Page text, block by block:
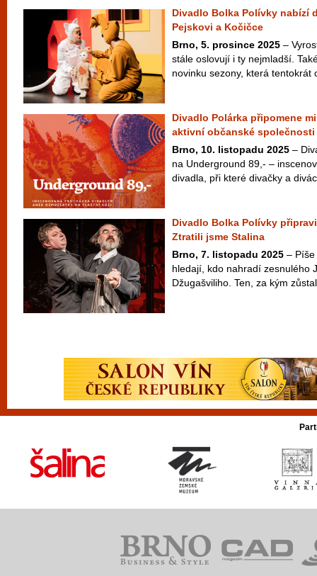
Divadlo Bolka Polívky nabízí
Pejskovi a Kočičce
Brno, 5. prosince 2025 –
stále oslovují i ty nejmladší.
novinku sezony, která tentokrát
Divadlo Polárka připomene
aktivní občanské společnosti
Brno, 10. listopadu 2025 –
na Underground 89,- –
divadla, při které divačky a
Divadlo Bolka Polívky
Ztratili jsme Stalina
Brno, 7. listopadu 2025 – Píše
hledají, kdo nahradí zesnulého
Džugašviliho. Ten, za kým